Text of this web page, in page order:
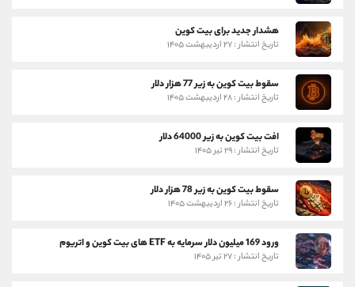
هشدار جدید برای بیت کوین
تاریخ انتشار : ۲۷ اردیبهشت ۱۴۰۵
سقوط بیت کوین به زیر 77 هزار دلار
تاریخ انتشار : ۲۸ اردیبهشت ۱۴۰۵
افت بیت کوین به زیر 64000 دلار
تاریخ انتشار : ۲۹ تیر ۱۴۰۵
سقوط بیت کوین به زیر 78 هزار دلار
تاریخ انتشار : ۲۶ اردیبهشت ۱۴۰۵
ورود 169 میلیون دلار سرمایه به ETF های بیت کوین و اتریوم
تاریخ انتشار : ۲۷ تیر ۱۴۰۵